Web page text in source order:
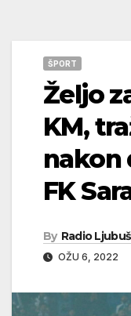
ŠPORT
Željo
KM,
nakon
FK
By Radio
OŽU 6, 2022